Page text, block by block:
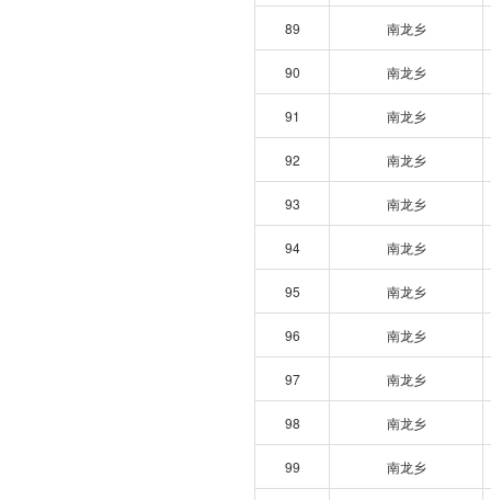
89 南龙乡
90 南龙乡
91 南龙乡
92 南龙乡
93 南龙乡
94 南龙乡
95 南龙乡
96 南龙乡
97 南龙乡
98 南龙乡
99 南龙乡